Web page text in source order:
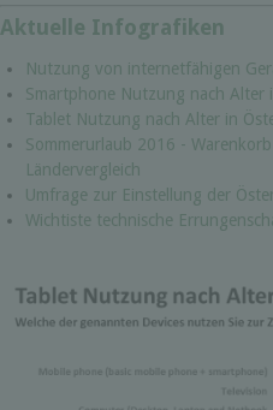
Aktuelle Infografiken
Nutzung von internetfähigen
Smartphone Nutzung nach Alter
Tablet Nutzung nach Alter in
Sommerurlaub 2016 -
Ländervergleich
Umfrage zur Einstellung der
Wichtiste technische